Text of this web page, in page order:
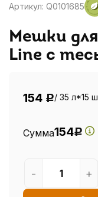
Артикул: Q0101685
Мешки
Line с
154 Р/ 35 л*15
Сумма154Р
- +